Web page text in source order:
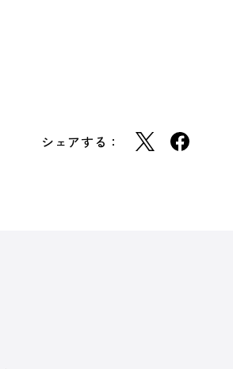
シェアする：